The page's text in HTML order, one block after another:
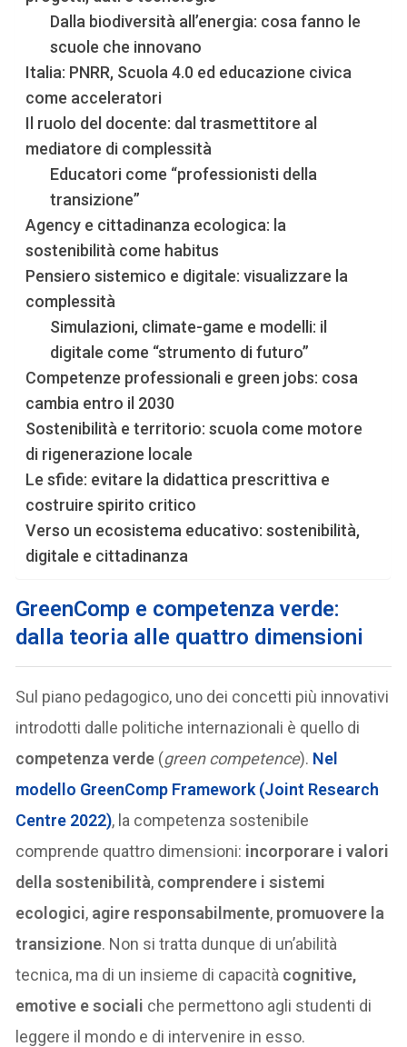
Dalla biodiversità all’energia: cosa fanno le
scuole che innovano
Italia: PNRR, Scuola 4.0 ed educazione civica
come acceleratori
Il ruolo del docente: dal trasmettitore al
mediatore di complessità
Educatori come “professionisti della
transizione”
Agency e cittadinanza ecologica: la
sostenibilità come habitus
Pensiero sistemico e digitale: visualizzare la
complessità
Simulazioni, climate-game e modelli: il
digitale come “strumento di futuro”
Competenze professionali e green jobs: cosa
cambia entro il 2030
Sostenibilità e territorio: scuola come motore
di rigenerazione locale
Le sfide: evitare la didattica prescrittiva e
costruire spirito critico
Verso un ecosistema educativo: sostenibilità,
digitale e cittadinanza
GreenComp e competenza verde:
dalla teoria alle quattro dimensioni
Sul piano pedagogico, uno dei concetti più innovativi
introdotti dalle politiche internazionali è quello di
competenza verde (green competence). Nel
modello GreenComp Framework (Joint Research
Centre 2022), la competenza sostenibile
comprende quattro dimensioni: incorporare i valori
della sostenibilità, comprendere i sistemi
ecologici, agire responsabilmente, promuovere la
transizione. Non si tratta dunque di un’abilità
tecnica, ma di un insieme di capacità cognitive,
emotive e sociali che permettono agli studenti di
leggere il mondo e di intervenire in esso.